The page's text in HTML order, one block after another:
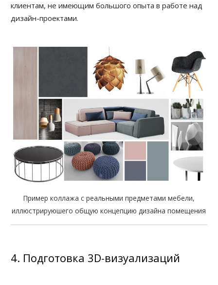
клиентам, не имеющим большого опыта в работе над
дизайн-проектами.
Пример коллажа с реальными предметами мебели,
иллюстрируюшего общую концепцию дизайна помещения
4. Подготовка 3D-визуализаций